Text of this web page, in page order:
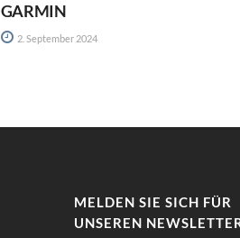
GARMIN
2. September 2024
MELDEN SIE SICH FÜR
UNSEREN